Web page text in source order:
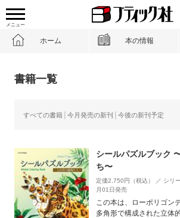
メニュー
ホーム 本の情報
書籍一覧
すべての書籍 今月発売の新刊 今後の新刊予定
シールパズルブック
ち〜
定価2,750円（税込） ／ シリ
月01日発売
この本は、ローポリゴン
多角形で構成された立体